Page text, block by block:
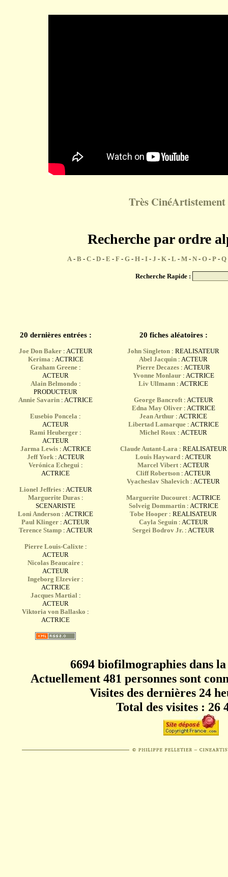
Très CinéArtistement
Recherche par ordre
A - B - C - D - E - F - G - H - I - J - K - L - M - N - O - P - Q
Recherche Rapide :
20 dernières entrées :
Joe Don Baker: ACTEUR
Kerima : ACTRICE
Graham Greene:
ACTEUR
Alain Belmondo :
PRODUCTEUR
Annie Savarin : ACTRICE
Eusebio Poncela :
ACTEUR
Rami Heuberger :
ACTEUR
Jarma Lewis: ACTRICE
Jeff York: ACTEUR
Verónica Echegui :
ACTRICE
Lionel Jeffries: ACTEUR
Marguerite Duras:
SCENARISTE
Loni Anderson : ACTRICE
Paul Klinger : ACTEUR
Terence Stamp: ACTEUR
Pierre Louis-Calixte:
ACTEUR
Nicolas Beaucaire :
ACTEUR
Ingeborg Elzevier :
ACTRICE
Jacques Martial :
ACTEUR
Viktoria von Ballasko :
ACTRICE
20 fiches aléatoires :
John Singleton : REALISATEUR
Abel Jacquin : ACTEUR
Pierre Decazes : ACTEUR
Yvonne Monlaur: ACTRICE
Liv Ullmann : ACTRICE
George Bancroft: ACTEUR
Edna May Oliver: ACTRICE
Jean Arthur : ACTRICE
Libertad Lamarque: ACTRICE
Michel Roux : ACTEUR
Claude Autant-Lara : REALISATEUR
Louis Hayward : ACTEUR
Marcel Vibert : ACTEUR
Cliff Robertson : ACTEUR
Vyacheslav Shalevich : ACTEUR
Marguerite Ducouret : ACTRICE
Solveig Dommartin: ACTRICE
Tobe Hooper : REALISATEUR
Cayla Seguin: ACTEUR
Sergei Bodrov Jr. : ACTEUR
6694 biofilmographies dans la
Actuellement 481 personnes sont
Visites des dernières 24
Total des visites : 26